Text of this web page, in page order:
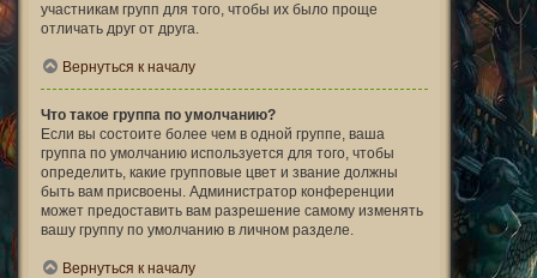
участникам групп для того, чтобы их было проще
отличать друг от друга.
Вернуться к началу
Что такое группа по умолчанию?
Если вы состоите более чем в одной группе, ваша
группа по умолчанию используется для того, чтобы
определить, какие групповые цвет и звание должны
быть вам присвоены. Администратор конференции
может предоставить вам разрешение самому изменять
вашу группу по умолчанию в личном разделе.
Вернуться к началу